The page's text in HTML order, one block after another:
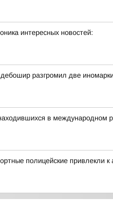
интересных новостей:
разгромил две
в
полицейские привлекли